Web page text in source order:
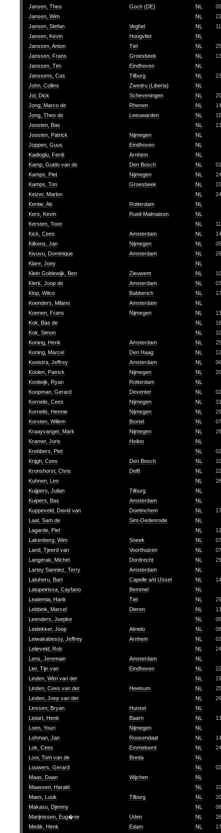
Jansen, Theo
Goch (DE) NL
Jansen, Wim
NL
Jansen, Stefan
Veghel NL
Jansen, Kevin
Hoogvliet
NL
Janssen, Anton
Tiel NL
Janssen, Frans
Groesbeek NL
Janssen, Tim
Eindhoven
NL
Janssens, Cas
Tilburg NL
John, Collins
Zwedru (Liberia)
NL
Jol, Dick
Scheveningen NL
Jong, Marco de
Rhenen NL
Jong, Theo de
Leeuwarden NL
Joosten, Bas
NL
Joosten, Patrick
Nijmegen
NL
Joppen, Guus
Eindhoven
NL
Kadioglu, Ferdi
Arnhem
NL
Kamp, Guido van de
Den Bosch NL
Kamps, Piet
Nijmegen NL
Kamps, Ton
Groesbeek NL
Keizer, Marlon
NL
Kentie, Ab
Rotterdam
NL
Kers, Kevin
Rueil-Malmaison
NL
Kersten, Toon
NL
Kick, Cees
Amsterdam NL
Kilkens, Jan
Nijmegen NL
Kivuvu, Dominique
Amsterdam NL
Klare, Joey
NL
Klein Goldewijk, Ben
Zieuwent NL
Klerk, Joop de
Amsterdam NL
Klop, Wilco
Babberich NL
Koenders, Milano
Amsterdam
NL
Koenen, Frans
Nijmegen NL
Kok, Bas de
NL
Kok, Simon
NL
Koning, Henk
Amsterdam NL
Koning, Marcel
Den Haag NL
Kooistra, Jeffrey
Amsterdam NL
Koolen, Patrick
Nijmegen NL
Koolwijk, Ryan
Rotterdam
NL
Koopman, Gerard
Deventer NL
Kornelis, Cees
Nijmegen NL
Kornelis, Hennie
Nijmegen NL
Korsten, Willem
Boxtel NL
Kraayvanger, Mark
Nijmegen NL
Kramer, Joris
Heiloo
NL
Krebbers, Piet
NL
Krijgh, Cees
Den Bosch NL
Kronshorst, Chris
Delft NL
Kuhnen, Leo
NL
Kuijpers, Julian
Tilburg
NL
Kuipers, Bas
Amsterdam
NL
Kuppeveld, David van
Doetinchem NL
Laat, Sam de
Sint-Oedenrode
NL
Lagarde, Piet
NL
Lakenberg, Wim
Sneek NL
Land, Tjeerd van
Voorthuizen NL
Langerak, Michel
Dordrecht NL
Lartey Sanniez, Terry
Amsterdam
NL
Latuheru, Bart
Capelle a/d IJssel NL
Latupeirissa, Cayfano
Bemmel
NL
Leatemia, Hank
Tiel NL
Lebbink, Marcel
Dieren NL
Leenders, Joepke
NL
Leidekker, Joop
Almelo NL
Leiwakabessy, Jeffrey
Arnhem NL
Lelieveld, Rob
NL
Lens, Jeremain
Amsterdam
NL
Lier, Tijn van
Eindhoven NL
Linden, Wim van der
NL
Linden, Cees van der
Heelsum NL
Linden, Joep van der
NL
Linssen, Bryan
Hunsel
NL
Liotart, Henk
Baarn NL
Loen, Youri
Nijmegen
NL
Lohman, Jan
Roosendaal NL
Lok, Cees
Emmeloord NL
Looi, Tom van de
Breda
NL
Louwers, Gerard
NL
Maas, Daan
Wijchen
NL
Maassen, Harald
NL
Maes, Luuk
Tilburg NL
Makasu, Djimmy
NL
Marijnissen, Eug�ne
Uden NL
Medik, Henk
Edam NL